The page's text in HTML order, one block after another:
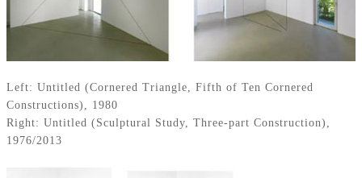
Left: Untitled (Cornered Triangle, Fifth of Ten Cornered
Constructions), 1980
Right: Untitled (Sculptural Study, Three-part Construction),
1976/2013